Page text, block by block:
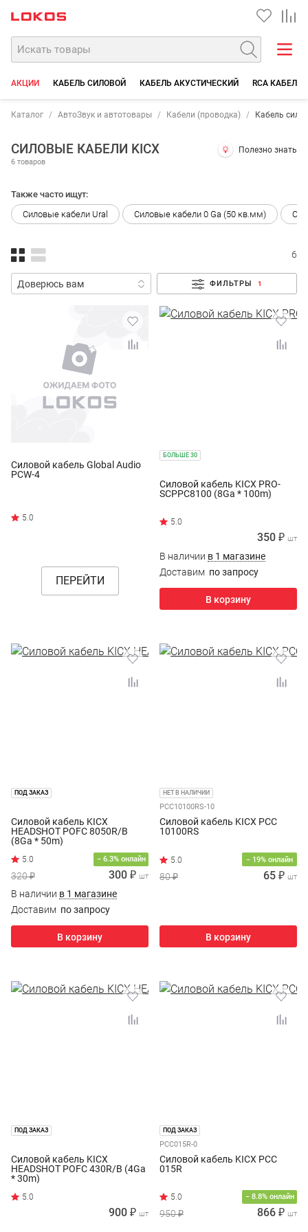
АКЦИИ КАБЕЛЬ СИЛОВОЙ КАБЕЛЬ АКУСТИЧЕСКИЙ RCA
Каталог АвтоЗвук и автотовары Кабели (проводка) Кабель
СИЛОВЫЕ КАБЕЛИ KICX
6 товаров
Полезно знать
Также часто ищут:
Силовые кабели Ural
Силовые кабели 0 Ga (50 кв.мм)
6
ФИЛЬТРЫ 1
Силовой кабель Global Audio
PCW-4
ПЕРЕЙТИ
БОЛЬШЕ 30
Силовой кабель KICX PRO-
SCPPC8100 (8Ga * 100m)
350 ₽ шт
В наличии в 1 магазине
Доставим по запросу
В корзину
ПОД ЗАКАЗ
Силовой кабель KICX
HEADSHOT POFC 8050R/B
(8Ga * 50m)
− 6.3% онлайн
320 ₽ 300 ₽ шт
В наличии в 1 магазине
Доставим по запросу
В корзину
НЕТ В НАЛИЧИИ
PCC10100RS-10
Силовой кабель KICX PCC
10100RS
− 19% онлайн
80 ₽ 65 ₽ шт
В корзину
ПОД ЗАКАЗ
Силовой кабель KICX
HEADSHOT POFC 430R/B (4Ga
* 30m)
900 ₽ шт
ПОД ЗАКАЗ
PCC015R-0
Силовой кабель KICX PCC
015R
− 8.8% онлайн
950 ₽ 866 ₽ шт